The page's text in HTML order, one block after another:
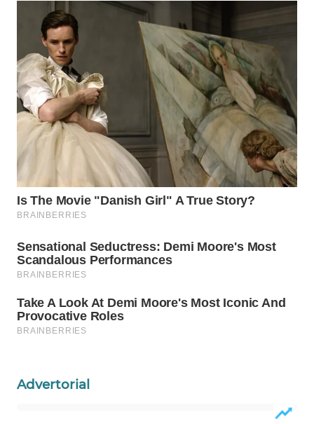
Advertorial
WAHANA
LISTRIK
WAHANA
TRAVEL
WAHANA
WAHANANEWS
ID
CO ID
NET
WAHANA